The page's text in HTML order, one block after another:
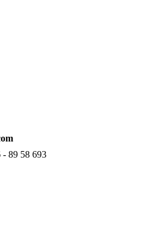
- 89 58 693